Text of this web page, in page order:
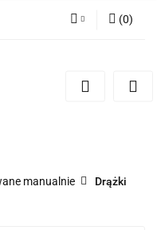
Zarejestruj się
(0)
manualnie Drążki